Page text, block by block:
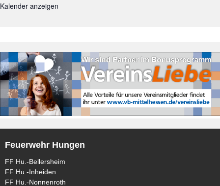
Kalender anzeigen
Feuerwehr Hungen
FF Hu.-Bellersheim
FF Hu.-Inheiden
FF Hu.-Nonnenroth